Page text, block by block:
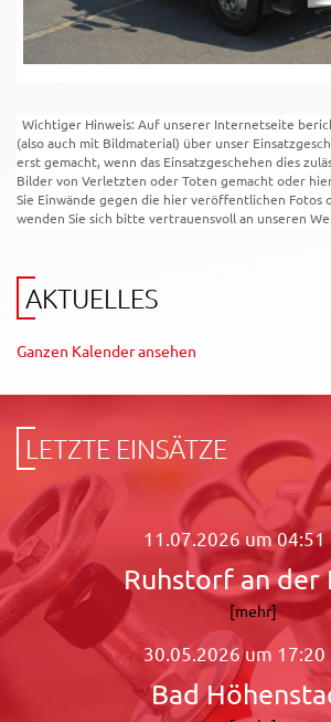
Wichtiger Hinweis: Auf unserer Internetseite
(also auch mit Bildmaterial) über unser
erst gemacht, wenn das Einsatzgeschehen dies
Bilder von Verletzten oder Toten gemacht oder
Sie Einwände gegen die hier veröffentlichen Fotos
wenden Sie sich bitte vertrauensvoll an unseren
AKTUELLES
Ganzen Kalender ansehen
LETZTE EINSÄTZE
11.07.2026 um 04:51
Ruhstorf an der
[mehr]
30.05.2026 um 17:20
Bad